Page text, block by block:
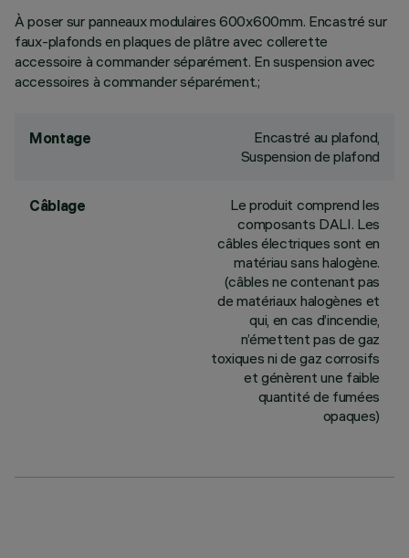
À poser sur panneaux modulaires 600x600mm. Encastré sur
faux-plafonds en plaques de plâtre avec collerette
accessoire à commander séparément. En suspension avec
accessoires à commander séparément.;
Montage
Encastré au plafond,
Suspension de plafond
Câblage
Le produit comprend les
composants DALI. Les
câbles électriques sont en
matériau sans halogène.
(câbles ne contenant pas
de matériaux halogènes et
qui, en cas d’incendie,
n’émettent pas de gaz
toxiques ni de gaz corrosifs
et génèrent une faible
quantité de fumées
opaques)